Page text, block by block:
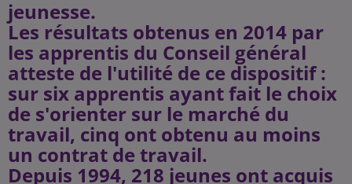
jeunesse.
Les résultats obtenus en 2014 par
les apprentis du Conseil général
atteste de l'utilité de ce dispositif :
sur six apprentis ayant fait le choix
de s'orienter sur le marché du
travail, cinq ont obtenu au moins
un contrat de travail.
Depuis 1994, 218 jeunes ont acquis